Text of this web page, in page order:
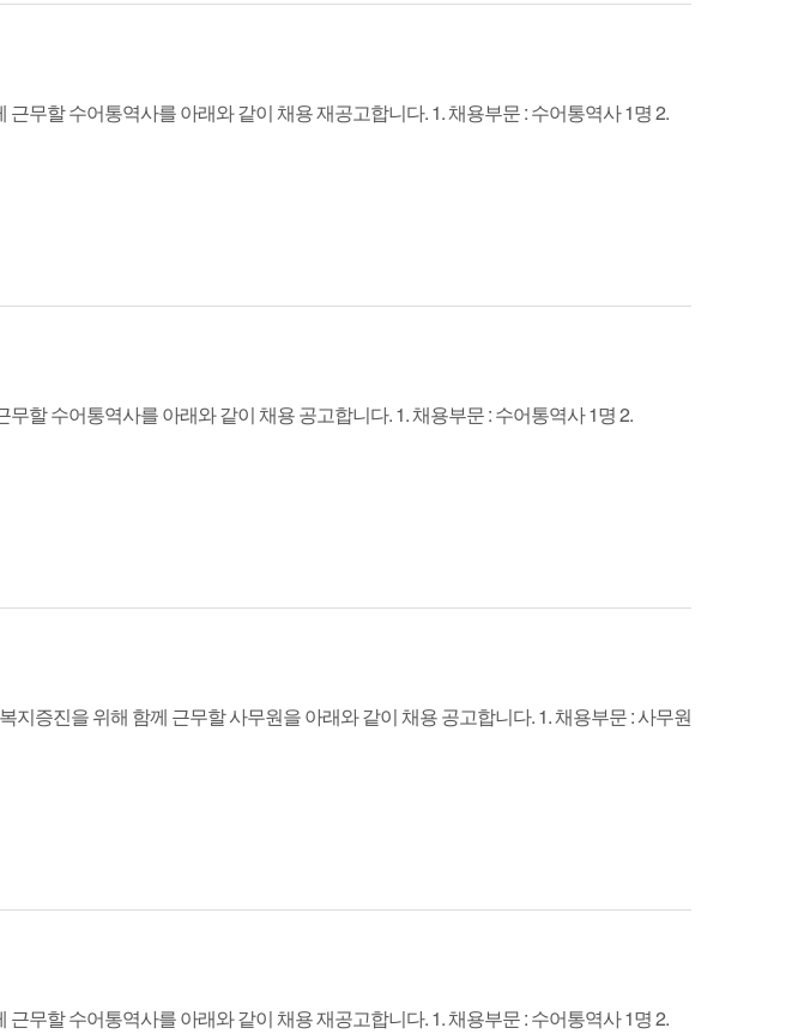
무할 수어통역사를 아래와 같이 채용 재공고합니다. 1. 채용부문 : 수어통역사 1명 2.
할 수어통역사를 아래와 같이 채용 공고합니다. 1. 채용부문 : 수어통역사 1명 2.
증진을 위해 함께 근무할 사무원을 아래와 같이 채용 공고합니다. 1. 채용부문 : 사무원
무할 수어통역사를 아래와 같이 채용 재공고합니다. 1. 채용부문 : 수어통역사 1명 2.